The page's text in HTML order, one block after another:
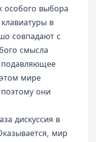
особого выбора
в
совпадают с
смысла
подавляющее
мире
они
дискуссия в
мир